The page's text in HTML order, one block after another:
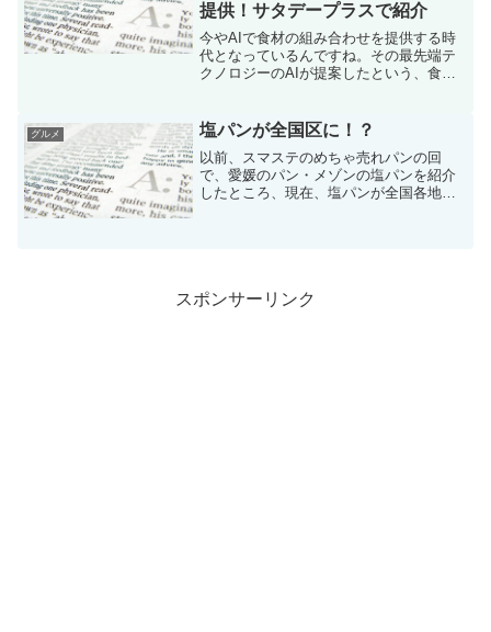
提供！サタデープラスで紹介
今やAIで食材の組み合わせを提供する時
代となっているんですね。その最先端テ
クノロジーのAIが提案したという、食材
番組で紹介してました。
グルメ 塩パンが全国区に！？
以前、スマステのめちゃ売れパンの回
で、愛媛のパン・メゾンの塩パンを紹介
したところ、現在、塩パンが全国各地の
スポンサーリンク